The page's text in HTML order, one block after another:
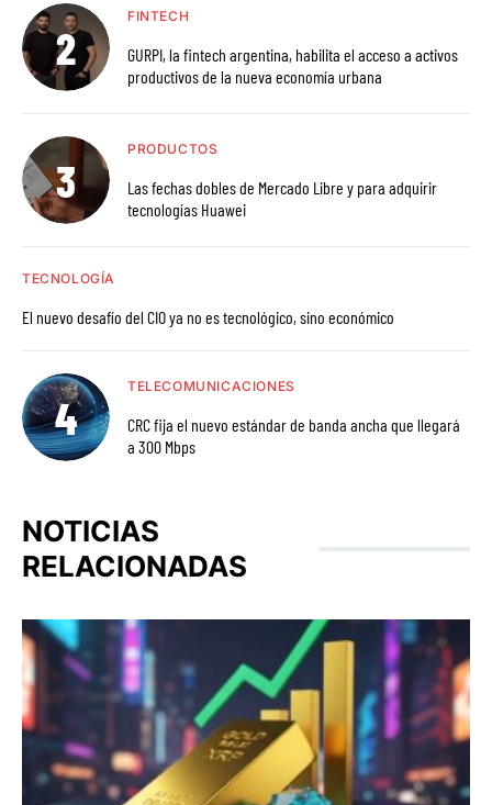
FINTECH
GURPI, la fintech argentina, habilita el acceso a activos
productivos de la nueva economía urbana
PRODUCTOS
Las fechas dobles de Mercado Libre y para adquirir
tecnologías Huawei
TECNOLOGÍA
El nuevo desafío del CIO ya no es tecnológico, sino económico
TELECOMUNICACIONES
CRC fija el nuevo estándar de banda ancha que llegará
a 300 Mbps
NOTICIAS
RELACIONADAS